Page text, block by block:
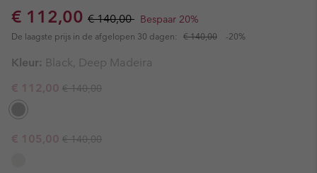
Sale price:
€ 112,00 Regular price:
€ 140,00 Bespaar 20%
De laagste prijs in de afgelopen 30 dagen: € 140,00 -20%
Kleur: Black, Deep Madeira
Sale price:
€ 112,00 Regular price:
€ 140,00
Sale price:
€ 105,00 Regular price:
€ 140,00